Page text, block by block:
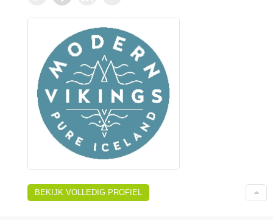
BEKIJK VOLLEDIG PROFIEL